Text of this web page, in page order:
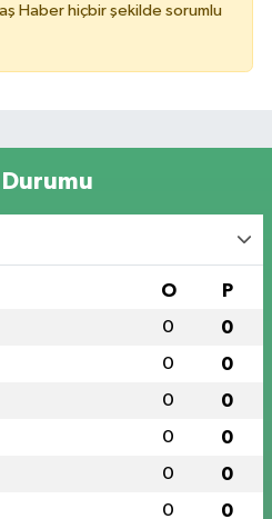
Haber hiçbir şekilde sorumlu
O P
0 0
0 0
0 0
0 0
0 0
0 0